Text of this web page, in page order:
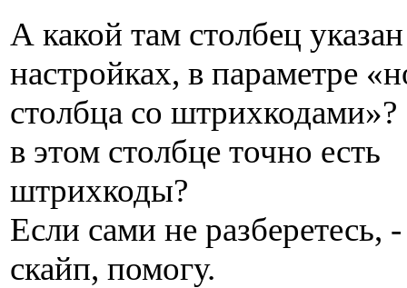
А какой там столбец
настройках, в параметре
столбца со штрихкодами»?
в этом столбце точно есть
штрихкоды?
Если сами не разберетесь,
скайп, помогу.